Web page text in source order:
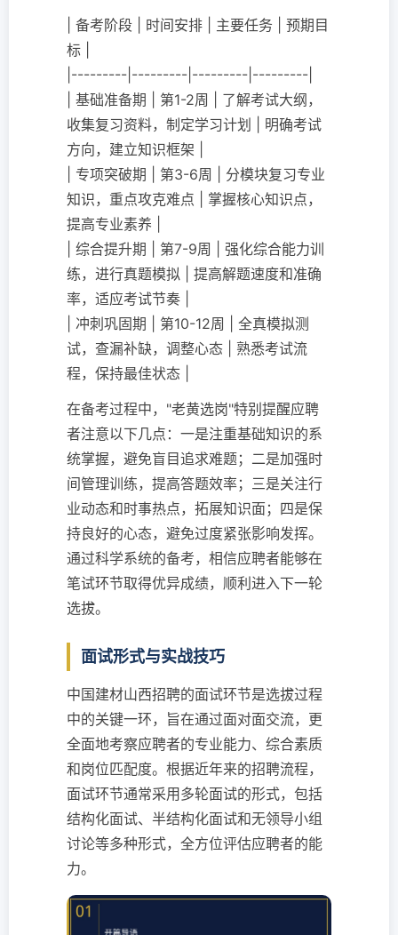
| 备考阶段 | 时间安排 | 主要任务 | 预期目
标 |
|---------|---------|---------|---------|
| 基础准备期 | 第1-2周 | 了解考试大纲，
收集复习资料，制定学习计划 | 明确考试
方向，建立知识框架 |
| 专项突破期 | 第3-6周 | 分模块复习专业
知识，重点攻克难点 | 掌握核心知识点，
提高专业素养 |
| 综合提升期 | 第7-9周 | 强化综合能力训
练，进行真题模拟 | 提高解题速度和准确
率，适应考试节奏 |
| 冲刺巩固期 | 第10-12周 | 全真模拟测
试，查漏补缺，调整心态 | 熟悉考试流
程，保持最佳状态 |
在备考过程中，"老黄选岗"特别提醒应聘
者注意以下几点：一是注重基础知识的系
统掌握，避免盲目追求难题；二是加强时
间管理训练，提高答题效率；三是关注行
业动态和时事热点，拓展知识面；四是保
持良好的心态，避免过度紧张影响发挥。
通过科学系统的备考，相信应聘者能够在
笔试环节取得优异成绩，顺利进入下一轮
选拔。
面试形式与实战技巧
中国建材山西招聘的面试环节是选拔过程
中的关键一环，旨在通过面对面交流，更
全面地考察应聘者的专业能力、综合素质
和岗位匹配度。根据近年来的招聘流程，
面试环节通常采用多轮面试的形式，包括
结构化面试、半结构化面试和无领导小组
讨论等多种形式，全方位评估应聘者的能
力。